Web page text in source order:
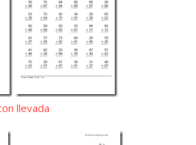
llevada